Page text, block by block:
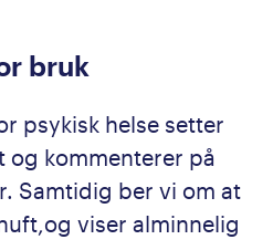
bruk
psykisk helse setter
og kommenterer på
Samtidig ber vi om at
viser alminnelig